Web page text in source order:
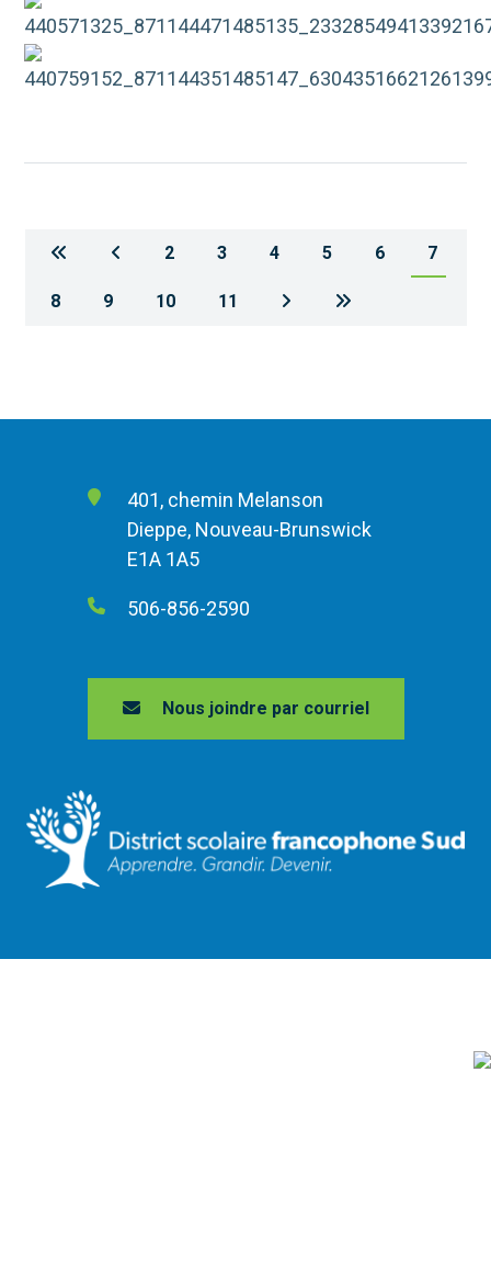
2 3 4 5 6 7
8 9 10 11
401, chemin Melanson
Dieppe, Nouveau-Brunswick
E1A 1A5
506-856-2590
Nous joindre par courriel